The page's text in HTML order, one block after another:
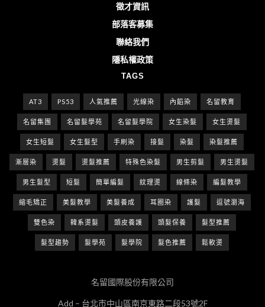
徵才資訊
部落客募集
聯絡我們
隱私權政策
TAGS
AT3 PS53 人氣推薦 光線染 內餡染 名留教育
名留集團 名留髮學苑 名留髮學院 女生染髮 女生燙髮
女生短髮 女生髮型 手刷染 接髮 染髮 染髮推薦
漸層染 燙髮 燙髮推薦 特殊色染髮 男生剪髮 男生燙髮
男生髮型 短髮 簡單編髮 紋理燙 線條染 編髮教學
縮毛矯正 美髮教學 美髮養成 耳圈染 護髮 逗號瀏海
雙色染 韓系燙髮 頭皮養護 頭髮保養 髮型推薦
髮型趨勢 髮學苑 髮學院 髮色推薦 鬆軟燙
名留國際股份有限公司
Add – 台北市中山區南京東路二段53號2F